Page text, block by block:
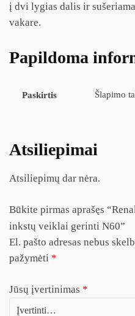
į dvi lygias dalis ir
vakare.
Papildoma
Paskirtis Šlapimo
Atsiliepimai
Atsiliepimų dar nėra.
Būkite pirmas aprašęs
inkstų veiklai gerinti N60”
El. pašto adresas nebus
pažymėti *
Jūsų įvertinimas *